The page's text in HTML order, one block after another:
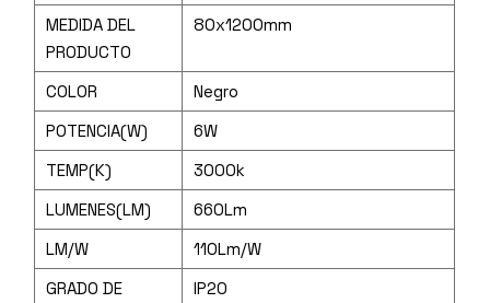
MEDIDA DEL
PRODUCTO
80x1200mm
COLOR
Negro
POTENCIA(W)
6W
TEMP(K)
3000k
LUMENES(LM)
660Lm
LM/W
110Lm/W
GRADO DE
IP20